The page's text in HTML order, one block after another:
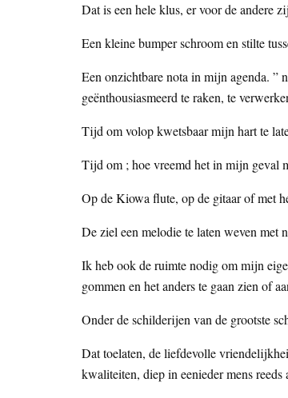
Dat is een hele klus, er voor de andere
Een kleine bumper schroom en stilte
Een onzichtbare nota in mijn agenda.
geënthousiasmeerd te raken, te
Tijd om volop kwetsbaar mijn hart te
Tijd om ; hoe vreemd het in mijn geval
Op de Kiowa flute, op de gitaar of met
De ziel een melodie te laten weven met
Ik heb ook de ruimte nodig om mijn
gommen en het anders te gaan zien of
Onder de schilderijen van de grootste
Dat toelaten, de liefdevolle
kwaliteiten, diep in eenieder mens